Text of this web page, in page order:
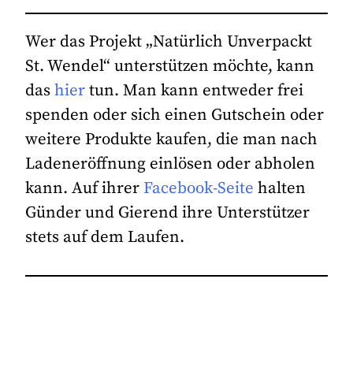
Wer das Projekt „Natürlich Unverpackt
St. Wendel“ unterstützen möchte, kann
dashiertun. Man kann entweder frei
spenden oder sich einen Gutschein oder
weitere Produkte kaufen, die man nach
Ladeneröffnung einlösen oder abholen
kann. Auf ihrer Facebook-Seite halten
Günder und Gierend ihre Unterstützer
stets auf dem Laufen.